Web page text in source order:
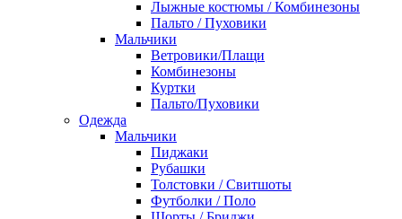
Лыжные костюмы / Комбинезоны
Пальто / Пуховики
Мальчики
Ветровики/Плащи
Комбинезоны
Куртки
Пальто/Пуховики
Одежда
Мальчики
Пиджаки
Рубашки
Толстовки / Свитшоты
Футболки / Поло